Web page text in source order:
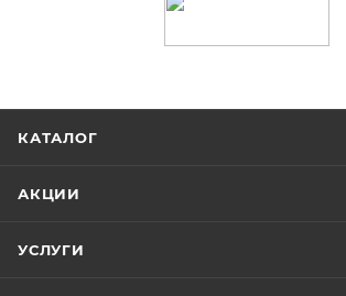
КАТАЛОГ
АКЦИИ
УСЛУГИ